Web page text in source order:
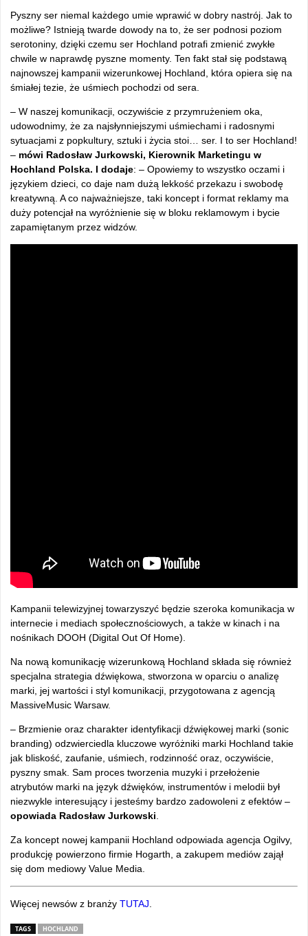
Pyszny ser niemal każdego umie wprawić w dobry nastrój. Jak to
możliwe? Istnieją twarde dowody na to, że ser podnosi poziom
serotoniny, dzięki czemu ser Hochland potrafi zmienić zwykłe
chwile w naprawdę pyszne momenty. Ten fakt stał się podstawą
najnowszej kampanii wizerunkowej Hochland, która opiera się na
śmiałej tezie, że uśmiech pochodzi od sera.
– W naszej komunikacji, oczywiście z przymrużeniem oka,
udowodnimy, że za najsłynniejszymi uśmiechami i radosnymi
sytuacjami z popkultury, sztuki i życia stoi… ser. I to ser Hochland!
– mówi Radosław Jurkowski, Kierownik Marketingu w
Hochland Polska. I dodaje: – Opowiemy to wszystko oczami i
językiem dzieci, co daje nam dużą lekkość przekazu i swobodę
kreatywną. A co najważniejsze, taki koncept i format reklamy ma
duży potencjał na wyróżnienie się w bloku reklamowym i bycie
zapamiętanym przez widzów.
Kampanii telewizyjnej towarzyszyć będzie szeroka komunikacja w
internecie i mediach społecznościowych, a także w kinach i na
nośnikach DOOH (Digital Out Of Home).
Na nową komunikację wizerunkową Hochland składa się również
specjalna strategia dźwiękowa, stworzona w oparciu o analizę
marki, jej wartości i styl komunikacji, przygotowana z agencją
MassiveMusic Warsaw.
– Brzmienie oraz charakter identyfikacji dźwiękowej marki (sonic
branding) odzwierciedla kluczowe wyróżniki marki Hochland takie
jak bliskość, zaufanie, uśmiech, rodzinność oraz, oczywiście,
pyszny smak. Sam proces tworzenia muzyki i przełożenie
atrybutów marki na język dźwięków, instrumentów i melodii był
niezwykle interesujący i jesteśmy bardzo zadowoleni z efektów –
opowiada Radosław Jurkowski
Za koncept nowej kampanii Hochland odpowiada agencja Ogilvy,
produkcję powierzono firmie Hogarth, a zakupem mediów zajął
się dom mediowy Value Media.
Więcej newsów z branży TUTAJ
TAGS HOCHLAND